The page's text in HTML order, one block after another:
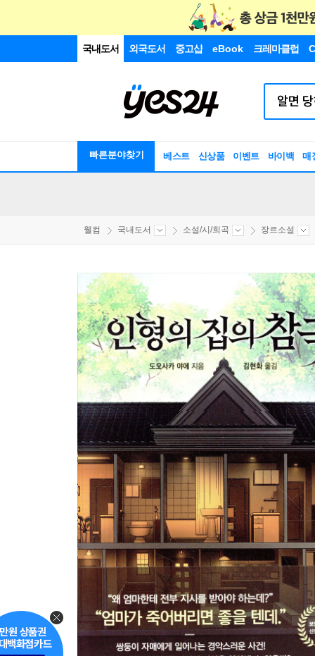
국내도서 외국도서 중고샵 eBook 크레마클럽
빠른분야찾기 베스트 신상품 이벤트 바이백 매
웰컴 국내도서 소설/시/희곡 장르소설